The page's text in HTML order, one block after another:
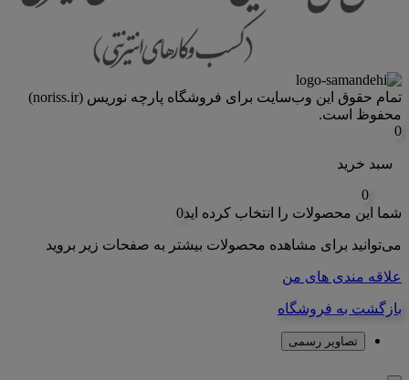
تمام حقوق اين وب‌سايت برای فروشگاه پارچه نوریس (noriss.ir)
محفوظ است.
0
سبد خرید
0
شما این محصولات را انتخاب کرده اید0
می‌توانید برای مشاهده محصولات بیشتر به صفحات زیر بروید
علاقه مندی های من
بازگشت به فروشگاه
تصاویر رسمی